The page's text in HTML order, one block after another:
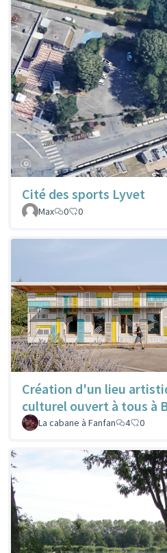
Cité des sports Lyvet
Max
0 0
Création d'un lieu
culturel ouvert à tous à
La cabane à Fanfan
4 0